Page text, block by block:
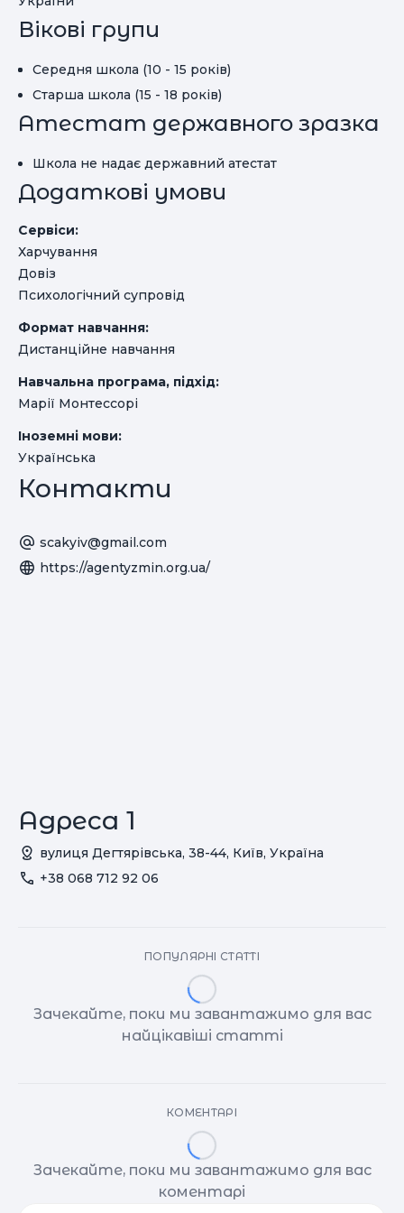
Вікові групи
Середня школа (10 - 15 років)
Старша школа (15 - 18 років)
Атестат державного зразка
Школа не надає державний атестат
Додаткові умови
Сервіси:
Харчування
Довіз
Психологічний супровід
Формат навчання:
Дистанційне навчання
Навчальна програма, підхід:
Марії Монтессорі
Іноземні мови:
Українська
Контакти
scakyiv@gmail.com
https://agentyzmin.org.ua/
Адреса 1
вулиця Дегтярівська, 38-44, Київ, Україна
+38 068 712 92 06
ПОПУЛЯРНІ СТАТТІ
Зачекайте, поки ми завантажимо для вас
найцікавіші статті
КОМЕНТАРІ
Зачекайте, поки ми завантажимо для вас
коментарі